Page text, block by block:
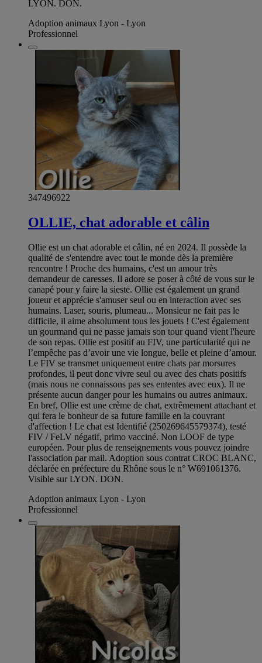
LYON. DON.
Adoption animaux Lyon - Lyon
Professionnel
347496922
OLLIE, chat adorable et câlin
Ollie est un chat adorable et câlin, né en 2024. Il possède la
qualité de s'entendre avec tout le monde dès la première
rencontre ! Proche des humains, c'est un amour très
demandeur de caresses. Il adore se poser à côté de vous sur le
canapé pour y faire la sieste. Ollie est également un grand
joueur et apprécie s'amuser seul ou en interaction avec ses
humains. Laser, souris, plumeau... Monsieur ne fait pas le
difficile, il aime absolument tous les jouets ! C'est également
un gourmand qui ne passe jamais son tour quand vient l'heure
de son repas. Ollie est positif au FIV, une particularité qui ne
l’empêche pas d’avoir une vie longue, belle et pleine d’amour.
Le FIV se transmet uniquement entre chats par morsures
profondes, il peut donc vivre seul ou avec des chats positifs
(mais nous ne connaissons pas ses ententes avec eux). Il ne
présente aucun danger pour les humains ou autres animaux.
En bref, Ollie est une crème de chat, extrêmement attachant et
qui fera le bonheur de sa future famille en la couvrant
d'affection ! Le chat est Identifié (250269645579374), testé
FIV / FeLV négatif, primo vacciné. Non LOOF de type
européen. Pour plus de renseignements vous pouvez joindre
l'association par mail. Adoption sous contrat CROC BLANC,
déclarée en préfecture du Rhône sous le n° W691061376.
Visible sur LYON. DON.
Adoption animaux Lyon - Lyon
Professionnel